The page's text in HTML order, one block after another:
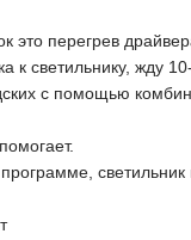
это перегрев
к светильнику, жду
с помощью